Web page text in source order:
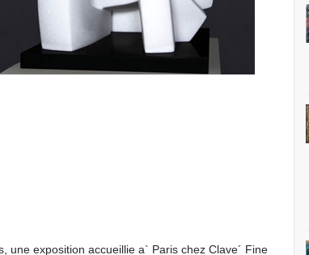
une exposition accueillie a` Paris chez Clave´ Fine